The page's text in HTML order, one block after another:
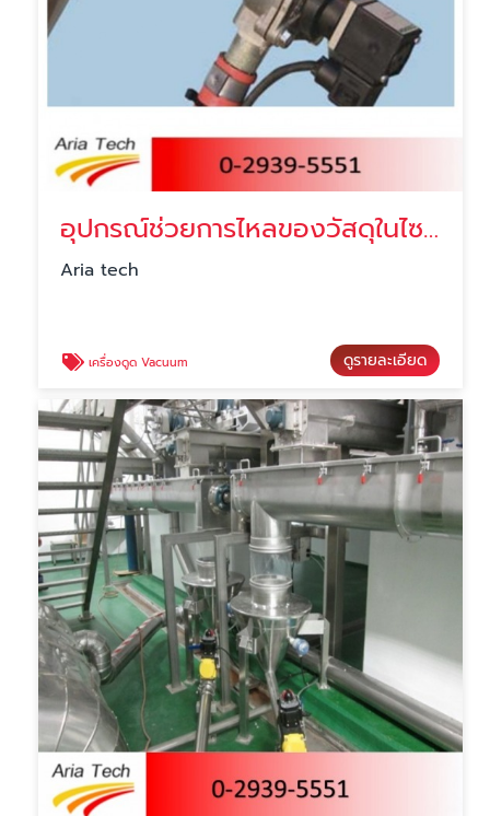
อุปกรณ์ช่วยการไหลของวัสดุในไซโลโดยใช้ลม ราคา
Aria tech
เครื่องดูด Vacuum ดูรายละเอียด